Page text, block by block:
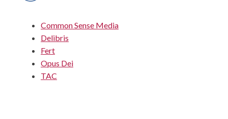
Common Sense Media
Delibris
Fert
Opus Dei
TAC